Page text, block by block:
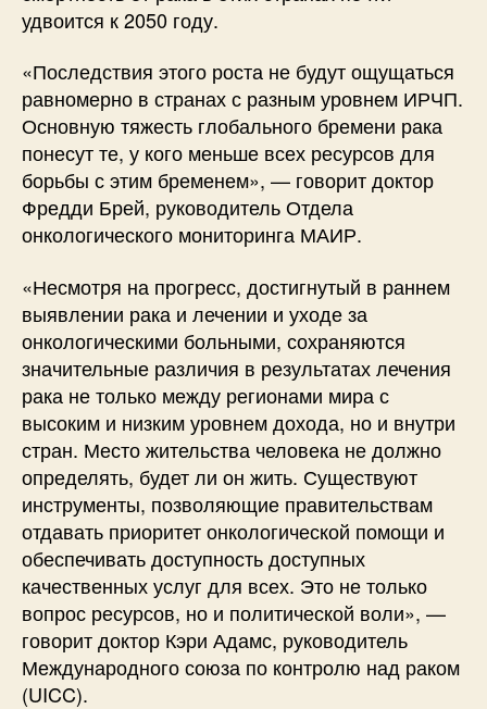
удвоится к 2050 году.
«Последствия этого роста не будут ощущаться
равномерно в странах с разным уровнем ИРЧП.
Основную тяжесть глобального бремени рака
понесут те, у кого меньше всех ресурсов для
борьбы с этим бременем», — говорит доктор
Фредди Брей, руководитель Отдела
онкологического мониторинга МАИР.
«Несмотря на прогресс, достигнутый в раннем
выявлении рака и лечении и уходе за
онкологическими больными, сохраняются
значительные различия в результатах лечения
рака не только между регионами мира с
высоким и низким уровнем дохода, но и внутри
стран. Место жительства человека не должно
определять, будет ли он жить. Существуют
инструменты, позволяющие правительствам
отдавать приоритет онкологической помощи и
обеспечивать доступность доступных
качественных услуг для всех. Это не только
вопрос ресурсов, но и политической воли», —
говорит доктор Кэри Адамс, руководитель
Международного союза по контролю над раком
(UICC).